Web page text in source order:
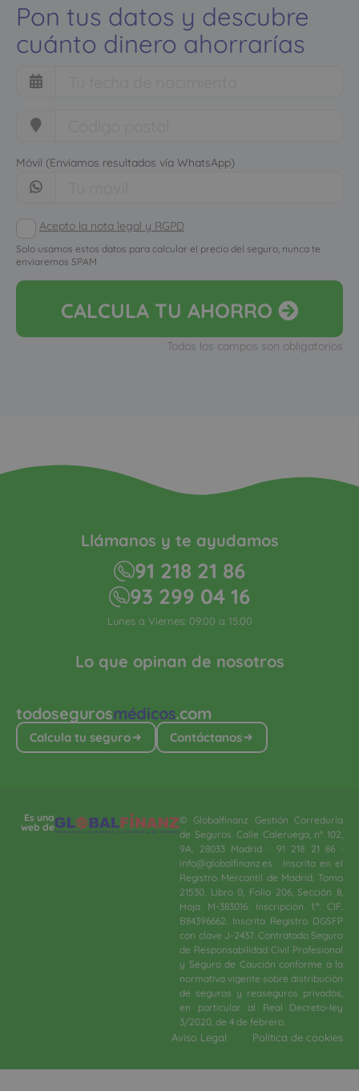
Pon tus datos y descubre
cuánto dinero ahorrarías
Móvil (Enviamos resultados vía WhatsApp)
Acepto la nota legal y RGPD
Solo usamos estos datos para calcular el precio del seguro, nunca te
enviaremos SPAM
CALCULA TU AHORRO
Todos los campos son obligatorios
todosegurosmédicos.com
Calcula tu seguro Contáctanos
Lo que opinan de nosotros
Llámanos y te ayudamos
91 218 21 86
93 299 04 16
Lunes a Viernes: 09:00 a 15:00
Es una
web de
© Globalfinanz Gestión Correduría
de Seguros. Calle Caleruega, nº 102,
9A, 28033 Madrid · 91 218 21 86 ·
info@globalfinanz.es · Inscrita en el
Registro Mercantil de Madrid, Tomo
21530, Libro 0, Folio 206, Sección 8,
Hoja M-383016. Inscripción 1.ª. CIF.
B84396662. Inscrita Registro DGSFP
con clave J-2437. Contratado Seguro
de Responsabilidad Civil Profesional
y Seguro de Caución conforme a la
normativa vigente sobre distribución
de seguros y reaseguros privados,
en particular al Real Decreto-ley
3/2020, de 4 de febrero.​
Aviso Legal Política de cookies